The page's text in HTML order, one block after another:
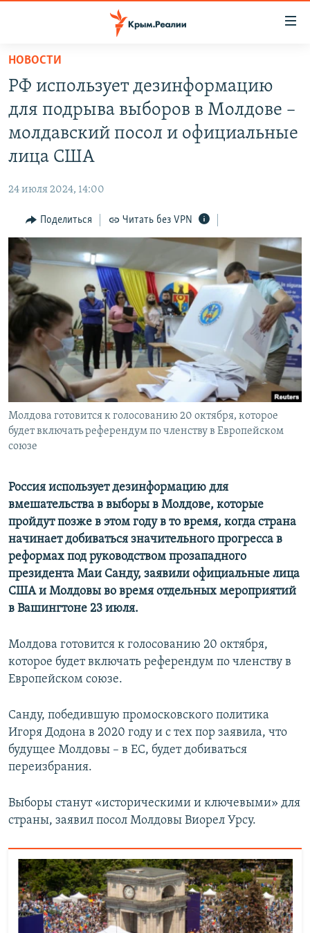
Вернуться
основному
содержанию
главной
Вернутся
поиску
КАРТА ВОЕННЫХ ОБЪЕКТОВ КРЫМА
ИСТОРИЯ
ИНФОГРАФИКА
ТЕЛЕПРОЕКТ КРЫМ.РЕАЛИИ
СОВЕТЫ ПРАВОЗАЩИТНИКОВ
ПРОПАВШИЕ БЕЗ ВЕСТИ
ПОБЕДИТЕЛЕЙ НЕ СУДЯТ?
КРЫМ.НЕПОКОРЕННЫЙ
ELIFBE
УКРАИНСКАЯ ПРОБЛЕМА КРЫМА
РАДІО СВОБОДА
КАК ОБОЙТИ БЛОКИРОВКУ
Українською
Qırımtatar
ПРИСОЕДИНЯЙТЕСЬ!
Все сайты RFE/RL
НОВОСТИ
РФ использует дезинформацию
для подрыва выборов в Молдове –
молдавский посол и официальные
лица США
24 июля 2024, 14:00
Поделиться Читать без VPN
Молдова готовится к голосованию 20 октября, которое
будет включать референдум по членству в Европейском
союзе
Россия использует дезинформацию для
вмешательства в выборы в Молдове, которые
пройдут позже в этом году в то время, когда страна
начинает добиваться значительного прогресса в
реформах под руководством прозападного
президента Маи Санду, заявили официальные лица
США и Молдовы во время отдельных мероприятий
в Вашингтоне 23 июля.
Молдова готовится к голосованию 20 октября,
которое будет включать референдум по членству в
Европейском союзе.
Санду, победившую промосковского политика
Игоря Додона в 2020 году и с тех пор заявила, что
будущее Молдовы – в ЕС, будет добиваться
переизбрания.
Выборы станут «историческими и ключевыми» для
страны, заявил посол Молдовы Виорел Урсу.